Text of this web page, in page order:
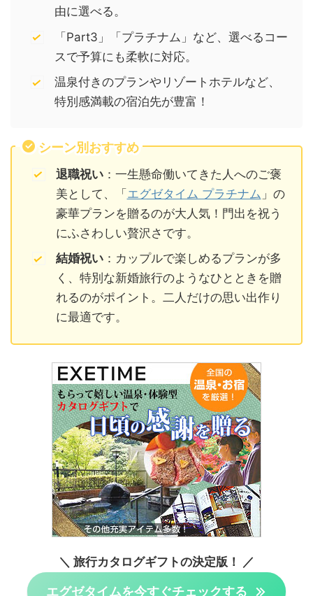
由に選べる。
「Part3」「プラチナム」など、選べるコー
スで予算にも柔軟に対応。
温泉付きのプランやリゾートホテルなど、
特別感満載の宿泊先が豊富！
シーン別おすすめ
退職祝い：一生懸命働いてきた人へのご褒
美として、「エグゼタイム プラチナム 」の
豪華プランを贈るのが大人気！門出を祝う
にふさわしい贅沢さです。
結婚祝い：カップルで楽しめるプランが多
く、特別な新婚旅行のようなひとときを贈
れるのがポイント。二人だけの思い出作り
に最適です。
＼ 旅行カタログギフトの決定版！ ／
エグゼタイムを今すぐチェックする